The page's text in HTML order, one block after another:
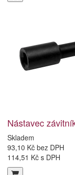
Nástavec
Skladem
93,10 Kč bez DPH
114,51 Kč s DPH